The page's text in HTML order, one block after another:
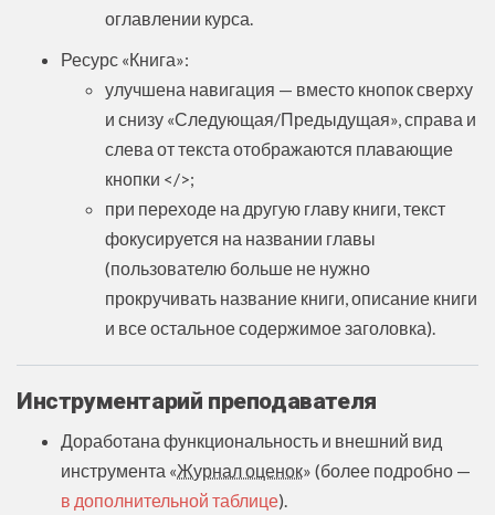
оглавлении курса.
Ресурс «Книга»:
улучшена навигация — вместо кнопок сверху
и снизу «Следующая/Предыдущая», справа и
слева от текста отображаются плавающие
кнопки </>;
при переходе на другую главу книги, текст
фокусируется на названии главы
(пользователю больше не нужно
прокручивать название книги, описание книги
и все остальное содержимое заголовка).
Инструментарий преподавателя
Доработана функциональность и внешний вид
инструмента «Журнал оценок» (более подробно —
в дополнительной таблице).